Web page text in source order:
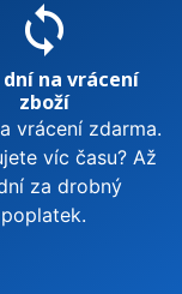
sync
dní na vrácení
zboží
vrácení zdarma.
víc času? Až
za drobný
poplatek.